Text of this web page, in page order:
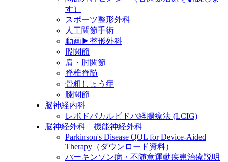
す）
スポーツ整形外科
人工関節手術
動画▶整形外科
股関節
肩・肘関節
脊椎脊髄
骨粗しょう症
膝関節
脳神経内科
レボドパカルビドパ経腸療法 (LCIG)
脳神経外科 機能神経外科
Parkinson's Disease QOL for Device-Aided
Therapy（ダウンロード資料）
パーキンソン病・不随意運動疾患治療説明